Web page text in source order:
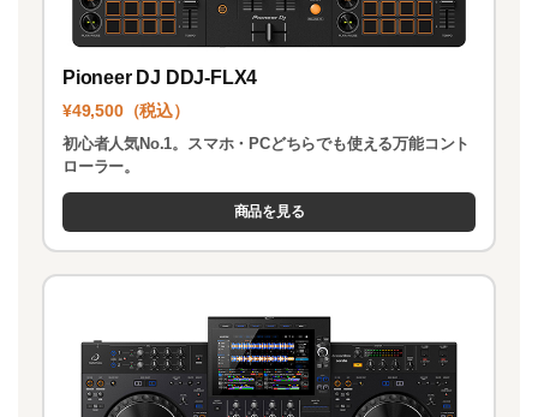
Pioneer DJ DDJ-FLX4
¥49,500（税込）
初心者人気No.1。スマホ・PCどちらでも使える万能コント
ローラー。
商品を見る